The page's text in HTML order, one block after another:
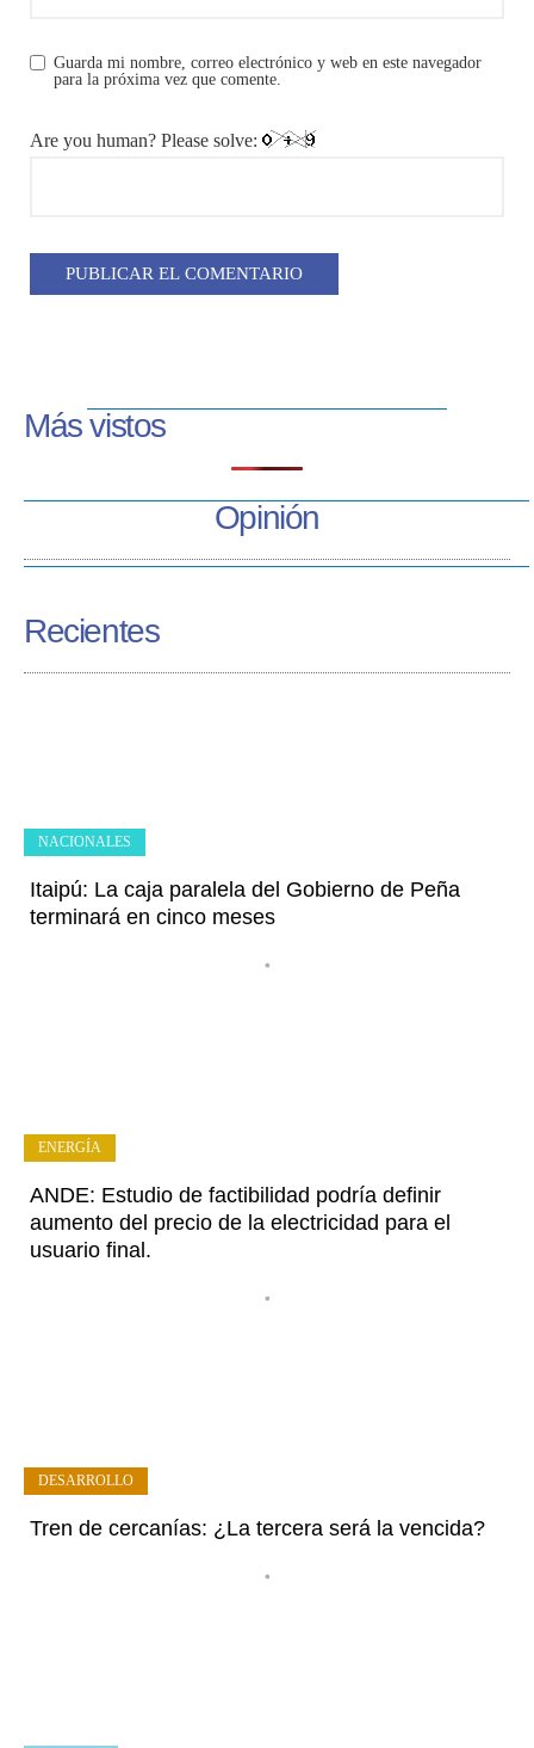
Guarda mi nombre, correo electrónico y web en este navegador
para la próxima vez que comente.
Are you human? Please solve:
Más vistos
Opinión
Recientes
Itaipú: La caja paralela del Gobierno de Peña
terminará en cinco meses
•
NACIONALES
ANDE: Estudio de factibilidad podría definir
aumento del precio de la electricidad para el
usuario final.
•
ENERGÍA
Tren de cercanías: ¿La tercera será la vencida?
•
DESARROLLO